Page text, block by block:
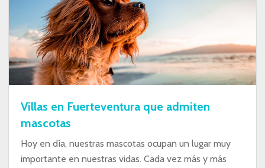
Villas en Fuerteventura que admiten
mascotas
Hoy en día, nuestras mascotas ocupan un lugar muy
importante en nuestras vidas. Cada vez más y más